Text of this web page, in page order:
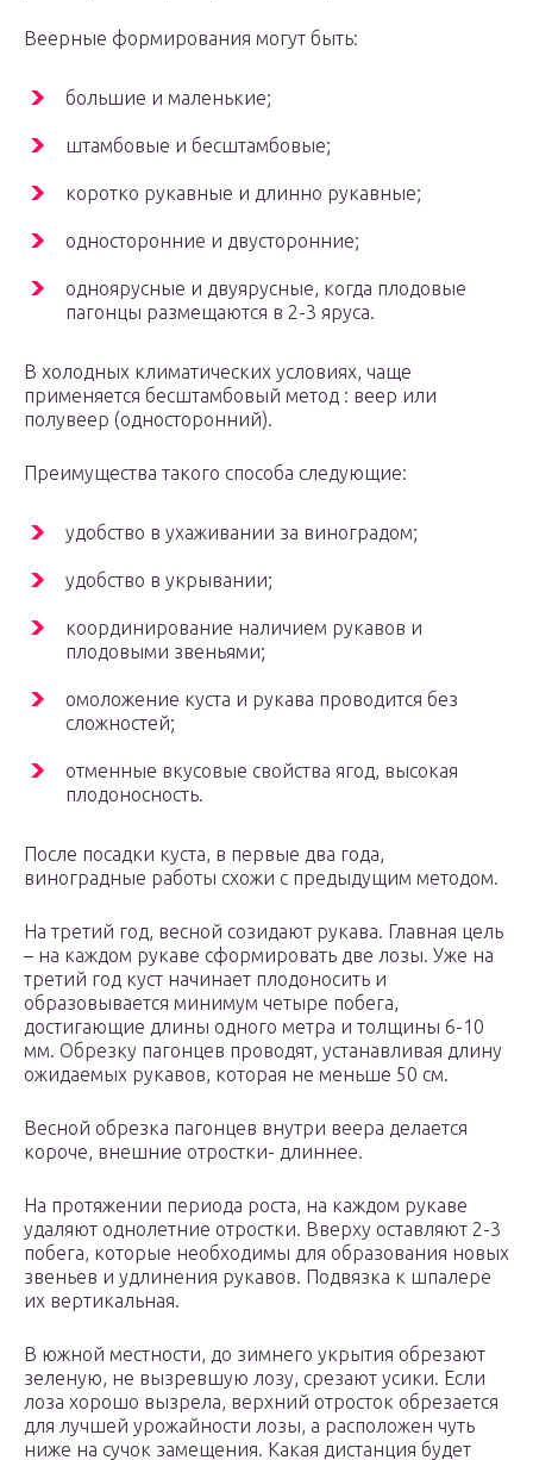
Веерные формирования могут быть:
большие и маленькие;
штамбовые и бесштамбовые;
коротко рукавные и длинно рукавные;
односторонние и двусторонние;
одноярусные и двуярусные, когда плодовые
пагонцы размещаются в 2-3 яруса.
В холодных климатических условиях, чаще
применяется бесштамбовый метод : веер или
полувеер (односторонний).
Преимущества такого способа следующие:
удобство в ухаживании за виноградом;
удобство в укрывании;
координирование наличием рукавов и
плодовыми звеньями;
омоложение куста и рукава проводится без
сложностей;
отменные вкусовые свойства ягод, высокая
плодоносность.
После посадки куста, в первые два года,
виноградные работы схожи с предыдущим методом.
На третий год, весной созидают рукава. Главная цель
– на каждом рукаве сформировать две лозы. Уже на
третий год куст начинает плодоносить и
образовывается минимум четыре побега,
достигающие длины одного метра и толщины 6-10
мм. Обрезку пагонцев проводят, устанавливая длину
ожидаемых рукавов, которая не меньше 50 см.
Весной обрезка пагонцев внутри веера делается
короче, внешние отростки- длиннее.
На протяжении периода роста, на каждом рукаве
удаляют однолетние отростки. Вверху оставляют 2-3
побега, которые необходимы для образования новых
звеньев и удлинения рукавов. Подвязка к шпалере
их вертикальная.
В южной местности, до зимнего укрытия обрезают
зеленую, не вызревшую лозу, срезают усики. Если
лоза хорошо вызрела, верхний отросток обрезается
для лучшей урожайности лозы, а расположен чуть
ниже на сучок замещения. Какая дистанция будет